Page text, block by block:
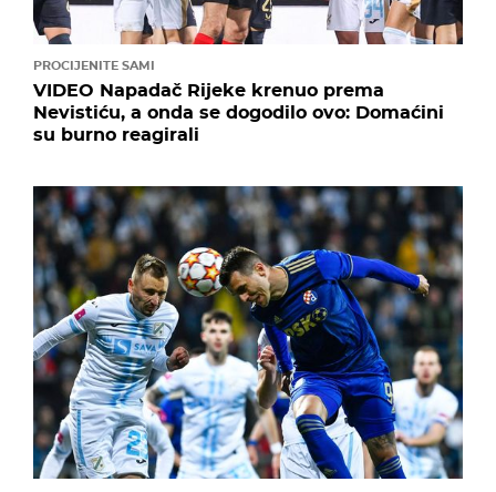
PROCIJENITE SAMI
VIDEO Napadač Rijeke krenuo prema
Nevistiću, a onda se dogodilo ovo: Domaćini
su burno reagirali